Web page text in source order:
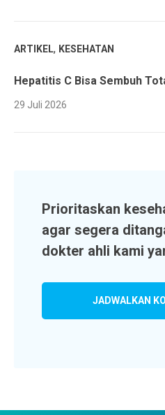
ARTIKEL, KESEHATAN
Hepatitis C Bisa Sembuh
29 Juli 2026
Prioritaskan
agar segera
dokter ahli kami
JADWALKAN